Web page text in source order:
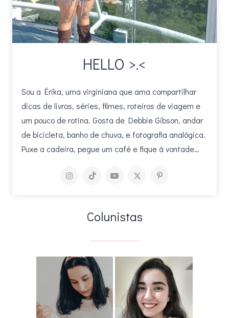
HELLO >.<
Sou a Érika, uma virginiana que ama compartilhar
dicas de livros, séries, filmes, roteiros de viagem e
um pouco de rotina. Gosta de Debbie Gibson, andar
de bicicleta, banho de chuva, e fotografia analógica.
Puxe a cadeira, pegue um café e fique à vontade…
Colunistas